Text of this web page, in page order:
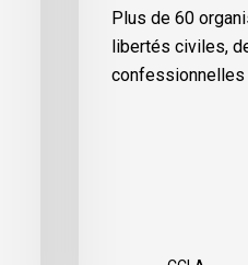
Plus de 60
libertés civiles,